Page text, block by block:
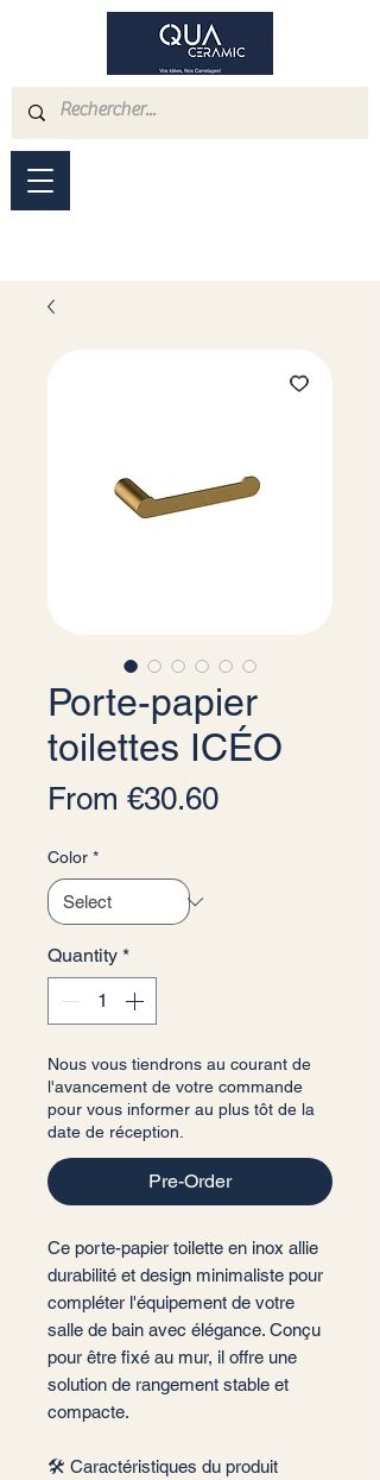
Porte-papier
toilettes ICÉO
From €30.60Sale Price
Color *
Quantity *
Nous vous tiendrons au courant de
l'avancement de votre commande
pour vous informer au plus tôt de la
date de réception.
Pre-Order
Ce porte-papier toilette en inox allie
durabilité et design minimaliste pour
compléter l'équipement de votre
salle de bain avec élégance. Conçu
pour être fixé au mur, il offre une
solution de rangement stable et
compacte.
🛠️ Caractéristiques du produit